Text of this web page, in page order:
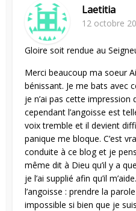
Laetitia
12 octobre
Gloire soit rendue au
Merci beaucoup ma soeur
bénissant. Je me bats avec
je n’ai pas cette
cependant l’angoisse est
voix tremble et il devient
panique me bloque. C’est
conduite à ce blog et je
même dit à Dieu qu’il y a
je l’ai supplié afin qu’il
l’angoisse : prendre la
impossible si bien que je